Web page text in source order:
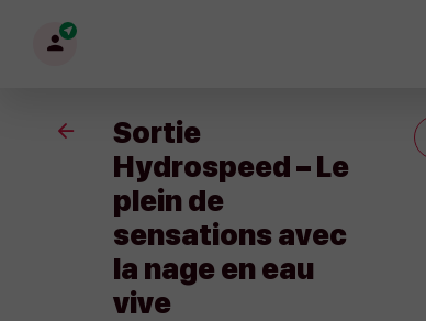
Mon
RetourSortie
Hydrospeed – Le
plein de
sensations avec
la nage en eau
vive